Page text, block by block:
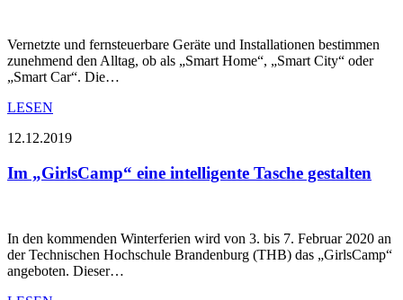
Vernetzte und fernsteuerbare Geräte und Installationen bestimmen
zunehmend den Alltag, ob als „Smart Home“, „Smart City“ oder
„Smart Car“. Die…
LESEN
12.12.2019
Im „GirlsCamp“ eine intelligente Tasche gestalten
In den kommenden Winterferien wird von 3. bis 7. Februar 2020 an
der Technischen Hochschule Brandenburg (THB) das „GirlsCamp“
angeboten. Dieser…